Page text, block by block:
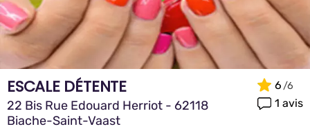
ESCALE DÉTENTE
22 Bis Rue Edouard Herriot - 62118
Biache-Saint-Vaast
6
1 avis